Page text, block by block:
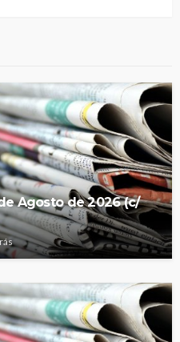
Agosto de 2026 (c/